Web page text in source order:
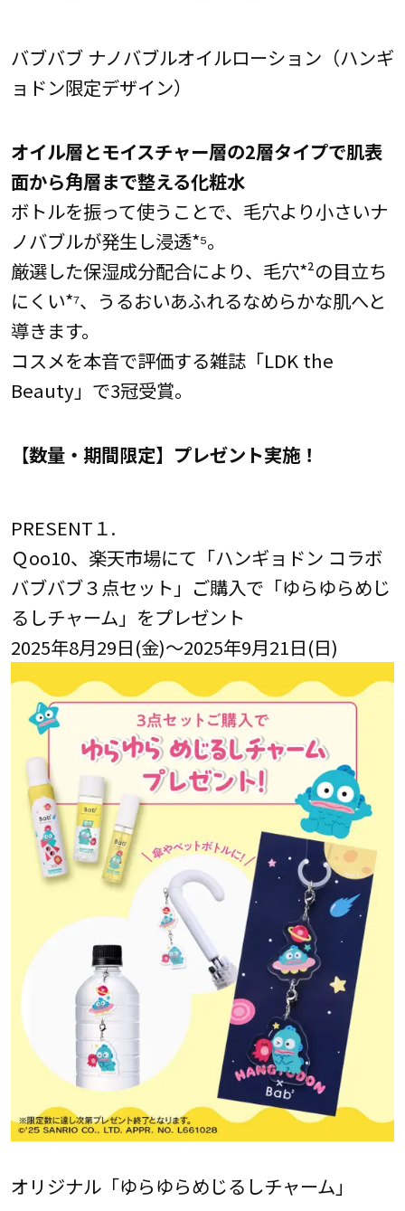
バブバブ ナノバブルオイルローション（ハンギ
ョドン限定デザイン）
オイル層とモイスチャー層の2層タイプで肌表
面から角層まで整える化粧水
ボトルを振って使うことで、毛穴より小さいナ
ノバブルが発生し浸透*⁵。
厳選した保湿成分配合により、毛穴*²の目立ち
にくい*⁷、うるおいあふれるなめらかな肌へと
導きます。
コスメを本音で評価する雑誌「LDK the
Beauty」で3冠受賞。
【数量・期間限定】プレゼント実施！
PRESENT１.
Ｑoo10、楽天市場にて「ハンギョドン コラボ
バブバブ３点セット」ご購入で「ゆらゆらめじ
るしチャーム」をプレゼント
2025年8月29日(金)～2025年9月21日(日)
オリジナル「ゆらゆらめじるしチャーム」